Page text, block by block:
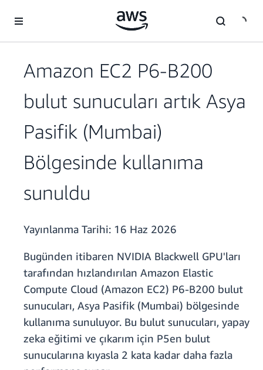
Amazon EC2 P6-B200
bulut sunucuları artık Asya
Pasifik (Mumbai)
Bölgesinde kullanıma
sunuldu
Yayınlanma Tarihi: 16 Haz 2026
Bugünden itibaren NVIDIA Blackwell GPU'ları
tarafından hızlandırılan Amazon Elastic
Compute Cloud (Amazon EC2) P6-B200 bulut
sunucuları, Asya Pasifik (Mumbai) bölgesinde
kullanıma sunuluyor. Bu bulut sunucuları, yapay
zeka eğitimi ve çıkarım için P5en bulut
sunucularına kıyasla 2 kata kadar daha fazla